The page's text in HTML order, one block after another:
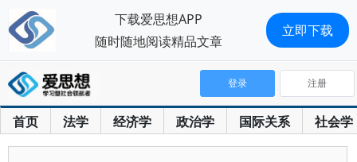
首页 法学 经济学 政治学 国际关系 社会学
登录 注册
下载爱思想APP
随时随地阅读精品文章
立即下载